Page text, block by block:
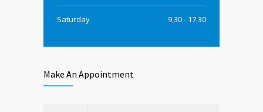
Saturday 9.30 - 17.30
Sunday 9.30 - 15.00
Make An Appointment